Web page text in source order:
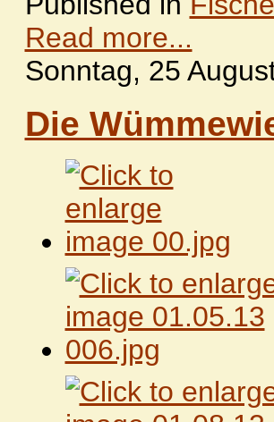
Read more...
Sonntag, 25
Die